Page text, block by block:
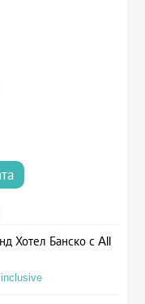
Хотел Банско с All